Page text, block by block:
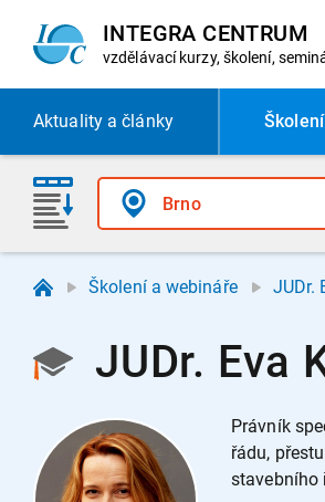
INTEGRA CENTRUM
vzdělávací kurzy, školení,
Aktualitya články
Školení a webináře JUDr.
JUDr. Eva
Právník
řádu,
stavebního